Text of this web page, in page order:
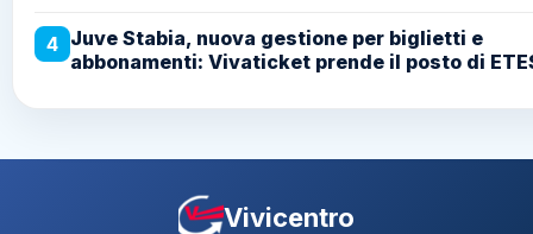
4 Juve Stabia, nuova gestione per biglietti e
abbonamenti: Vivaticket prende il posto di
Vivicentro